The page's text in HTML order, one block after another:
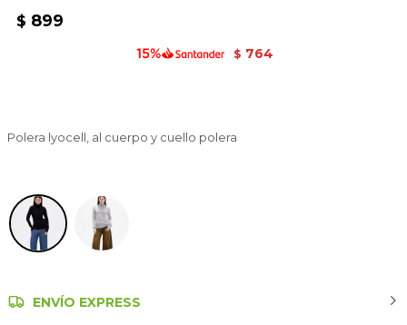
$ 899
$ 764
Polera lyocell, al cuerpo y cuello polera
ENVÍO EXPRESS